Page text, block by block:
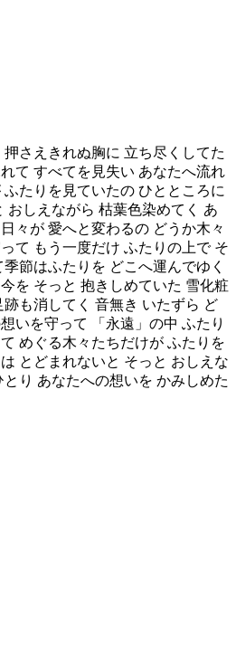
さえきれぬ胸に 立ち尽くしてた
て すべてを見失い あなたへ流れ
たりを見ていたの ひとところに
おしえながら 枯葉色染めてく あ
々が 愛へと変わるの どうか木々
て もう一度だけ ふたりの上で そ
節はふたりを どこへ運んでゆく
を そっと 抱きしめていた 雪化粧
も消してく 音無き いたずら ど
いを守って 「永遠」の中 ふたり
めぐる木々たちだけが ふたりを
とどまれないと そっと おしえな
り あなたへの想いを かみしめた